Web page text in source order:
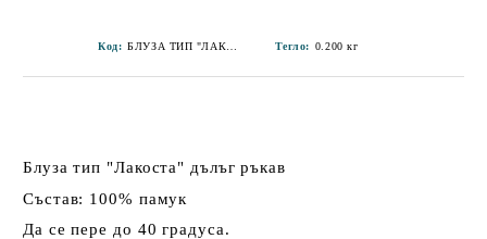
Код: Тегло: 0.200 кг
Блуза тип "Лакоста" дълъг ръкав
Състав: 100% памук
Да се пере до 40 градуса.